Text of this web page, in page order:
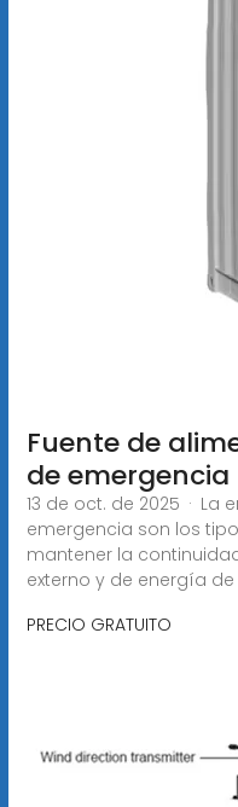
Fuente de
de emergencia
13 de oct. de 2025 · La
emergencia son los
mantener la
externo y de energía
PRECIO GRATUITO